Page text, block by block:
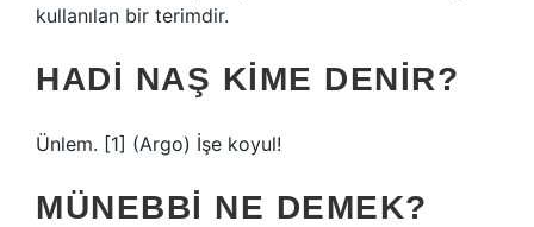
kullanılan bir terimdir.
HADI NAŞ KIME DENIR?
Ünlem. [1] (Argo) İşe koyul!
MÜNEBBI NE DEMEK?